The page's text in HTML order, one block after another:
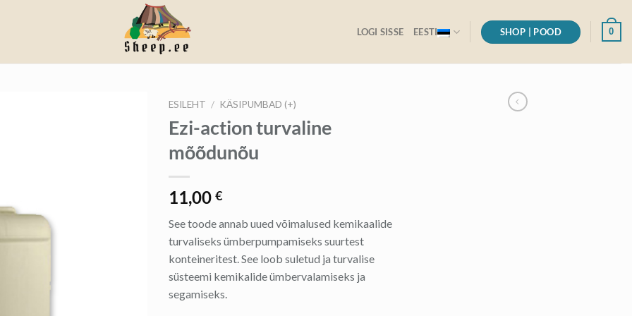
LOGI SISSE EESTI SHOP | POOD 0
ESILEHT / KÄSIPUMBAD (+)
Ezi-action turvaline
mõõdunõu
11,00 €
See toode annab uued võimalused kemikaalide
turvaliseks ümberpumpamiseks suurtest
konteineritest. See loob suletud ja turvalise
süsteemi kemikalide ümbervalamiseks ja
segamiseks.